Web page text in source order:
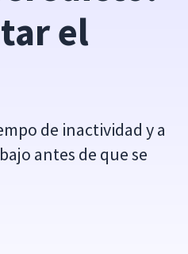
el
de inactividad y a
antes de que se